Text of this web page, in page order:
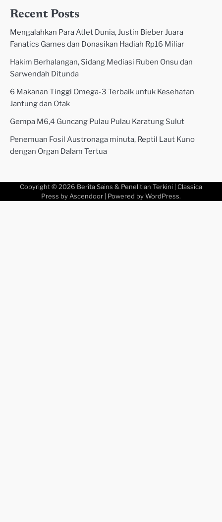
Recent Posts
Mengalahkan Para Atlet Dunia, Justin Bieber Juara
Fanatics Games dan Donasikan Hadiah Rp16 Miliar
Hakim Berhalangan, Sidang Mediasi Ruben Onsu dan
Sarwendah Ditunda
6 Makanan Tinggi Omega-3 Terbaik untuk Kesehatan
Jantung dan Otak
Gempa M6,4 Guncang Pulau Pulau Karatung Sulut
Penemuan Fosil Austronaga minuta, Reptil Laut Kuno
dengan Organ Dalam Tertua
Copyright © 2026 Berita Sains & Penelitian Terkini | Classica
Press by Ascendoor | Powered by WordPress.